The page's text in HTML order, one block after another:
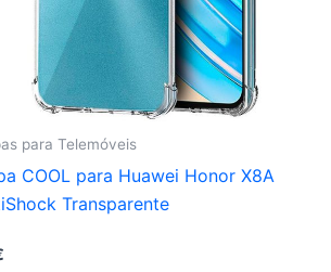
para Telemóveis
COOL para Huawei Honor X8A
Transparente